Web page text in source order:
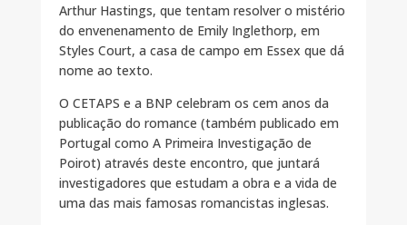
Arthur Hastings, que tentam resolver o mistério
do envenenamento de Emily Inglethorp, em
Styles Court, a casa de campo em Essex que dá
nome ao texto.
O CETAPS e a BNP celebram os cem anos da
publicação do romance (também publicado em
Portugal como A Primeira Investigação de
Poirot) através deste encontro, que juntará
investigadores que estudam a obra e a vida de
uma das mais famosas romancistas inglesas.